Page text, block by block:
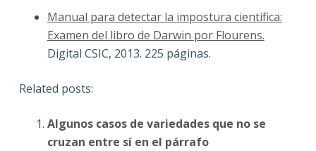
Manual para detectar la impostura científica:
Examen del libro de Darwin por Flourens.
Digital CSIC, 2013. 225 páginas.
Related posts:
Algunos casos de variedades que no se
cruzan entre sí en el párrafo